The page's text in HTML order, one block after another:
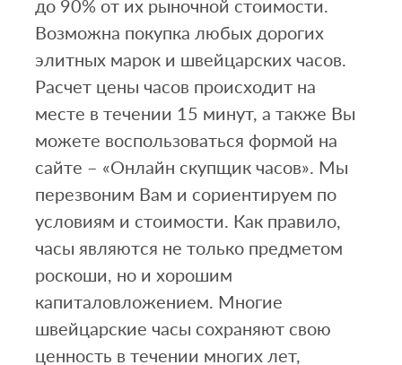
до 90% от их рыночной стоимости.
Возможна покупка любых дорогих
элитных марок и швейцарских часов.
Расчет цены часов происходит на
месте в течении 15 минут, а также Вы
можете воспользоваться формой на
сайте – «Онлайн скупщик часов». Мы
перезвоним Вам и сориентируем по
условиям и стоимости. Как правило,
часы являются не только предметом
роскоши, но и хорошим
капиталовложением. Многие
швейцарские часы сохраняют свою
ценность в течении многих лет,